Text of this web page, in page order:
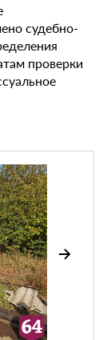
судебно-
проверки